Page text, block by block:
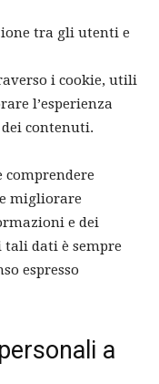
tra gli utenti e
i cookie, utili
l’esperienza
contenuti.
comprendere
migliorare
e dei
dati è sempre
espresso
a